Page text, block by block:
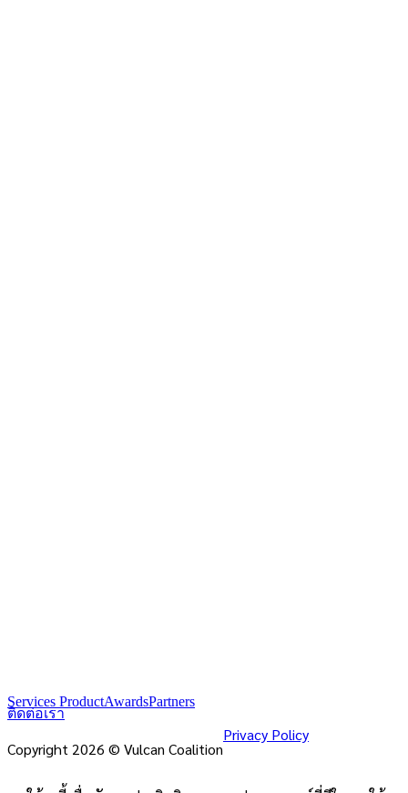
Services ProductAwardsPartners
ติดต่อเรา
Copyright 2026 © Vulcan Coalition
Privacy Policy